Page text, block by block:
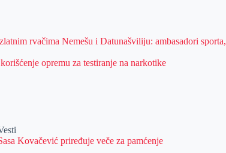
rvačima Nemešu i Datunašviliju: ambasadori sporta,
opremu za testiranje na narkotike
Kovačević priređuje veče za pamćenje